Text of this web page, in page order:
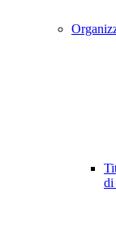
di